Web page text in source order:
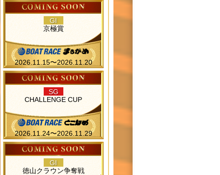
GI
京極賞
2026.11.15〜2026.11.20
SG
CHALLENGE CUP
2026.11.24〜2026.11.29
GI
徳山クラウン争奪戦